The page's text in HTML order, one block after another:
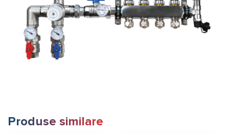
Produse similare